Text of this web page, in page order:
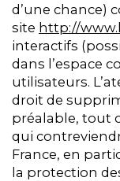
d’une chance)
site http://
interactifs
dans l’espace
utilisateurs.
droit de
préalable, tout
qui
France, en
la protection